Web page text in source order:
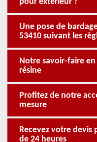
Une pose de
53410 suivant les
Notre savoir-faire
résine
Profitez de notre
mesure
Recevez votre devis
de 24 heures